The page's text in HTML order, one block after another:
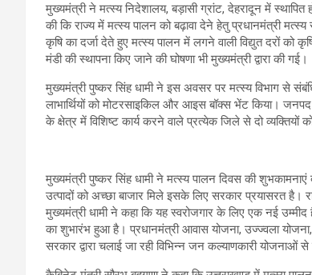
मुख्यमंत्री ने मत्स्य निदेशालय, बड़ासी ग्रांट, देहरादून में
की कि राज्य में मत्स्य पालन को बढ़ावा देने हेतु प्रधानमंत्री
कृषि का दर्जा देते हुए मत्स्य पालन में लगने वाली विद्युत दरों को
मंडी की स्थापना किए जाने की घोषणा भी मुख्यमंत्री द्वारा की गई।
मुख्यमंत्री पुष्कर सिंह धामी ने इस अवसर पर मत्स्य विभाग से
लाभार्थियों को मोटरसाइकिल और आइस बॉक्स भेंट किया।
के क्षेत्र में विशिष्ट कार्य करने वाले प्रत्येक जिले से दो व्यक्तियों को
मुख्यमंत्री पुष्कर सिंह धामी ने मत्स्य पालन दिवस की शुभकामनाएं
उत्पादों को अच्छा बाजार मिले इसके लिए सरकार प्रयासरत है।
मुख्यमंत्री धामी ने कहा कि यह स्वरोजगार के लिए एक नई
का शुभारंभ हुआ है। प्रधानमंत्री आवास योजना, उज्ज्वला
सरकार द्वारा चलाई जा रही विभिन्न जन कल्याणकारी